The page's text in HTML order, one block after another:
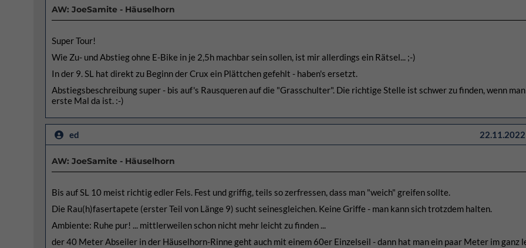
AW: JoeSamite - Häuselhorn
Super Tour!
Wie Zu- und Abstieg ohne E-Bike in je 2,5h machbar sein sollen, ist mir allerdings ein Rätsel... ;-)
In der 9. SL hat direkt zu Beginn der Crux ein Plättchen gefehlt - haben's ersetzt.
Abstiegsbeschreibung super - bis auf's Rausqueren auf die "Grasschulter". Die richtige Stelle ist schwer zu finden, wenn man
erste Mal da ist. :-)
ed
AW: JoeSamite - Häuselhorn
Bis auf SL 10 meist richtig edler Fels. Fest und griffig, teils so zerfressen, dass man "weich" greifen sollte.
Die Rau(h)fasertapete (erster Teil von Länge 9) sucht seinesgleichen. Keine Griffe - man kann sich trotzdem halten.
Ambiente: Ruhe pur! ... mittlerweilen schon nicht mehr leicht zu finden ...
der 40 Meter Abseiler in der Häuselhorn-Rinne geht auch mit einem 60er Einzelseil - dann hat man ein paar Meter im ganz